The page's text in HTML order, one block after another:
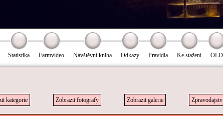
Statistika Farmvideo Návštěvní kniha Odkazy Pravidla Ke stažení OLD
kategorie Zobrazit fotografy Zobrazit galerie